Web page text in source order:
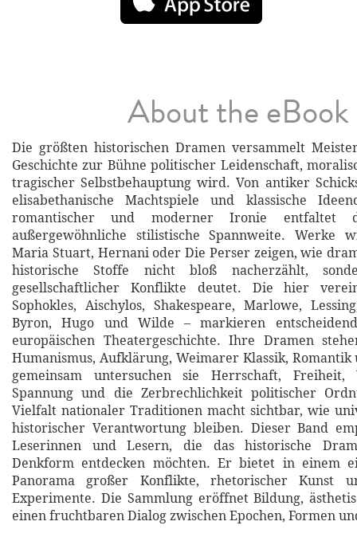
About the eBook
Die größten historischen Dramen versammelt
Geschichte zur Bühne politischer Leidenschaft,
tragischer Selbstbehauptung wird. Von antiker
elisabethanische Machtspiele und klassische
romantischer und moderner Ironie entfaltet
außergewöhnliche stilistische Spannweite. Werke
Maria Stuart, Hernani oder Die Perser zeigen, wie
historische Stoffe nicht bloß nacherzählt,
gesellschaftlicher Konflikte deutet. Die hier
Sophokles, Aischylos, Shakespeare, Marlowe,
Byron, Hugo und Wilde – markieren
europäischen Theatergeschichte. Ihre Dramen
Humanismus, Aufklärung, Weimarer Klassik, Romantik
gemeinsam untersuchen sie Herrschaft, Freiheit,
Spannung und die Zerbrechlichkeit politischer
Vielfalt nationaler Traditionen macht sichtbar, wie
historischer Verantwortung bleiben. Dieser Band
Leserinnen und Lesern, die das historische
Denkform entdecken möchten. Er bietet in einem
Panorama großer Konflikte, rhetorischer Kunst
Experimente. Die Sammlung eröffnet Bildung,
einen fruchtbaren Dialog zwischen Epochen, Formen